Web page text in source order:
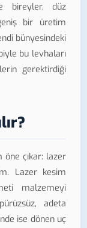
bireyler, düz
bir üretim
bünyesindeki
bu levhaları
gerektirdiği
çıkar: lazer
Lazer kesim
malzemeyi
adeta
ise dönen uç